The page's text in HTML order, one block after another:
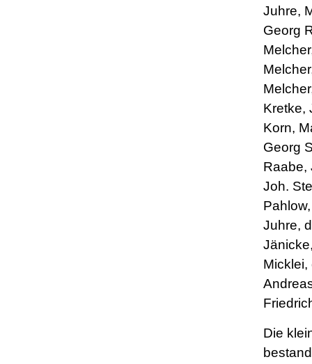
Juhre,
Georg
Kretke,
Korn,
Georg
Raabe,
Joh.
Juhre,
Micklei,
Die